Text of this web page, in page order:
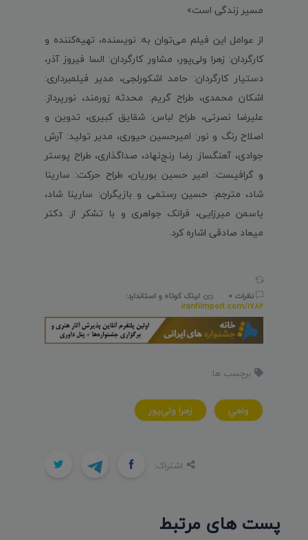
مسیر زندگی است»
از عوامل این فیلم می‌توان به: نویسنده، تهیه‌کننده و
کارگردان: زهرا ولی‌پور، مشاور کارگردان: السا فیروز آذر،
دستیار کارگردان: حامد اشکورلجی، مدیر فیلمبرداری:
اشکان محمدی، طراح گریم: محدثه زورمند، نورپرداز:
علیرضا نصرتی، طراح لباس: شقایق کبیری، تدوین و
اصلاح رنگ و نور: امیرحسین حیوری، مدیر تولید: آرش
جوادی، آهنگساز: رضا رنج‌نهاد، صداگذاری، طراح پوستر
و گرافیست: امیر حسین بوریان، طراح حرکت: سارینا
شاد، مترجم: حسین رستمی و بازیگران: سارینا شاد،
یاسمن میرزایی، فرانک جواهری و با تشکر از: دکتر
میعاد صادقی اشاره کرد.
نظرات 0
لینک کوتاه و استاندارد:
iranfilmport.com/1782
برچسب ها:
واهي زهرا ولي‌پور
اشتراک:
پست های مرتبط